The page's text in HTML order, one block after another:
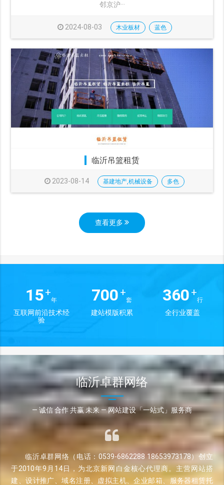
邻京沪···
2024-08-03 木业板材 蓝色
临沂吊篮租赁
2023-08-14 基建地产,机械设备 多色
查看更多
15+
年
互联网前沿技术经
验
700 +
套
建站模版积累
360 +
行
全行业覆盖
临沂卓群网络
— 诚信 合作 共赢 未来 — 网站建设「一站式」服务商
临沂卓群网络（电话：0539-6862288 18653973178）创立
于2010年9月14日，为北京新网白金核心代理商。主营网站搭
建、设计推广、域名注册、虚拟主机、企业邮箱、服务器租赁托